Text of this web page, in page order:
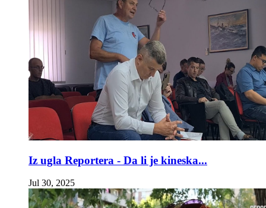
Iz ugla Reportera - Da li je kineska...
Jul 30, 2025